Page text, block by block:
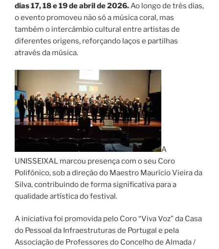
dias 17, 18 e 19 de abril de 2026.Ao longo de três dias,
o evento promoveu não só a música coral, mas
também o intercâmbio cultural entre artistas de
diferentes origens, reforçando laços e partilhas
através da música.
A
UNISSEIXAL marcou presença com o seu Coro
Polifónico, sob a direção do Maestro Maurício Vieira da
Silva, contribuindo de forma significativa para a
qualidade artística do festival.
A iniciativa foi promovida pelo Coro “Viva Voz” da Casa
do Pessoal da Infraestruturas de Portugal e pela
Associação de Professores do Concelho de Almada /